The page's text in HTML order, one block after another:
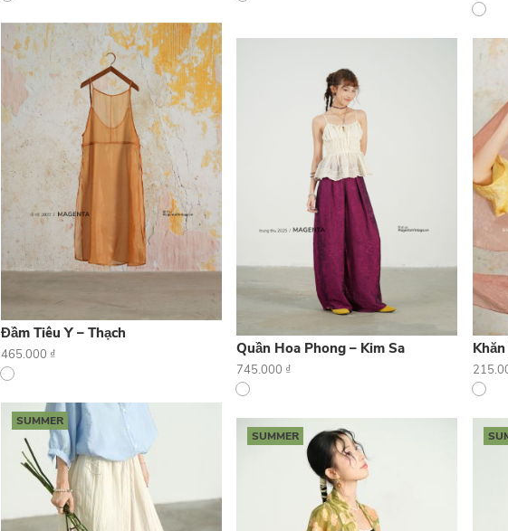
Đầm Tiêu Y – Thạch
465.000 ₫ Quần Hoa Phong – Kim Sa
745.000 ₫
SUMMER
SUMMER